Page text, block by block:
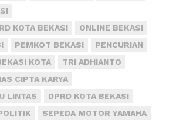
KOTA BEKASI
ONLINE BEKASI
PEMKOT BEKASI
PENCURIAN
KOTA
TRI ADHIANTO
CIPTA KARYA
LINTAS
DPRD KOTA BEKASI
SEPEDA MOTOR YAMAHA